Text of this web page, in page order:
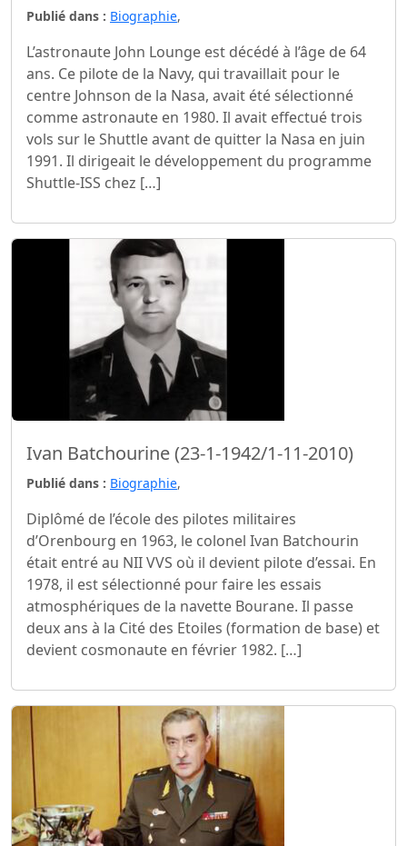
Publié dans : Biographie,
L’astronaute John Lounge est décédé à l’âge de 64
ans. Ce pilote de la Navy, qui travaillait pour le
centre Johnson de la Nasa, avait été sélectionné
comme astronaute en 1980. Il avait effectué trois
vols sur le Shuttle avant de quitter la Nasa en juin
1991. Il dirigeait le développement du programme
Shuttle-ISS chez […]
Ivan Batchourine (23-1-1942/1-11-2010)
Publié dans : Biographie,
Diplômé de l’école des pilotes militaires
d’Orenbourg en 1963, le colonel Ivan Batchourin
était entré au NII VVS où il devient pilote d’essai. En
1978, il est sélectionné pour faire les essais
atmosphériques de la navette Bourane. Il passe
deux ans à la Cité des Etoiles (formation de base) et
devient cosmonaute en février 1982. […]